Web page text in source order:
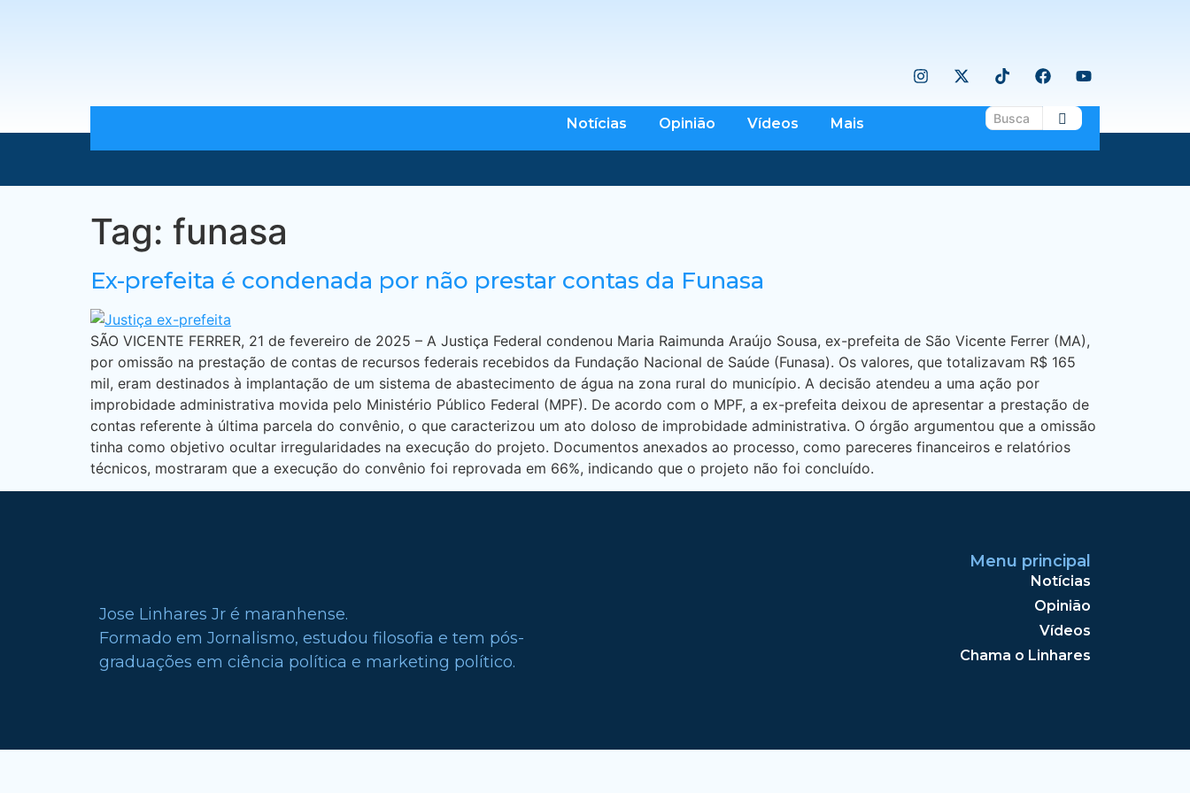
Notícias Opinião Vídeos Mais
Tag: funasa
Ex-prefeita é condenada por não prestar contas da Funasa
SÃO VICENTE FERRER, 21 de fevereiro de 2025 – A Justiça Federal condenou Maria Raimunda Araújo Sousa, ex-prefeita de São Vicente Ferrer (MA),
por omissão na prestação de contas de recursos federais recebidos da Fundação Nacional de Saúde (Funasa). Os valores, que totalizavam R$ 165
mil, eram destinados à implantação de um sistema de abastecimento de água na zona rural do município. A decisão atendeu a uma ação por
improbidade administrativa movida pelo Ministério Público Federal (MPF). De acordo com o MPF, a ex-prefeita deixou de apresentar a prestação de
contas referente à última parcela do convênio, o que caracterizou um ato doloso de improbidade administrativa. O órgão argumentou que a omissão
tinha como objetivo ocultar irregularidades na execução do projeto. Documentos anexados ao processo, como pareceres financeiros e relatórios
técnicos, mostraram que a execução do convênio foi reprovada em 66%, indicando que o projeto não foi concluído.
Jose Linhares Jr é maranhense.
Formado em Jornalismo, estudou filosofia e tem pós-
graduações em ciência política e marketing político.
Menu principal
Notícias
Opinião
Vídeos
Chama o Linhares